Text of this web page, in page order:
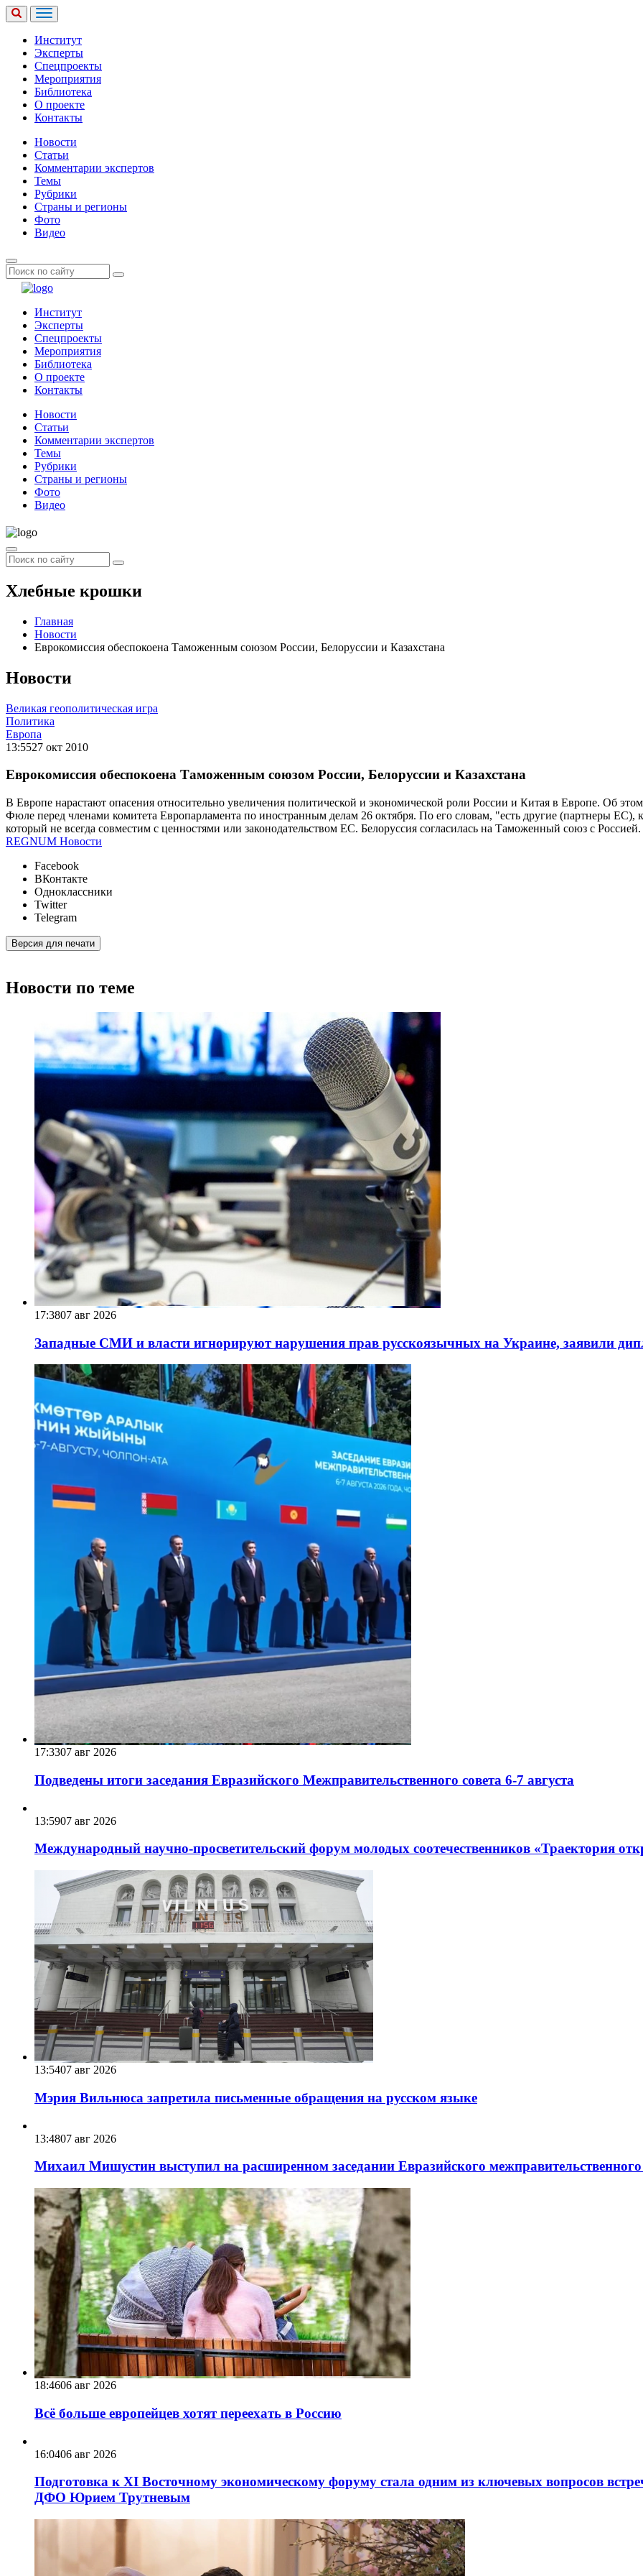
Институт
Эксперты
Спецпроекты
Мероприятия
Библиотека
О проекте
Контакты
Новости
Статьи
Комментарии экспертов
Темы
Рубрики
Страны и регионы
Фото
Видео
Институт
Эксперты
Спецпроекты
Мероприятия
Библиотека
О проекте
Контакты
Новости
Статьи
Комментарии экспертов
Темы
Рубрики
Страны и регионы
Фото
Видео
Хлебные крошки
Главная
Новости
Еврокомиссия обеспокоена Таможенным союзом России, Белоруссии и Казахстана
Новости
Великая геополитическая игра
Политика
Европа
13:5527 окт 2010
Еврокомиссия обеспокоена Таможенным союзом России, Белоруссии и Казахстана
В Европе нарастают опасения относительно увеличения политической и экономической роли России и Китая в Европе. Об
Фюле перед членами комитета Европарламента по иностранным делам 26 октября. По его словам, "есть другие (партнеры ЕС),
который не всегда совместим с ценностями или законодательством ЕС. Белоруссия согласилась на Таможенный союз с
REGNUM Новости
Facebook
ВКонтакте
Одноклассники
Twitter
Telegram
Версия для печати
Новости по теме
17:3807 авг 2026
Западные СМИ и власти игнорируют нарушения прав русскоязычных на Украине, заявили
17:3307 авг 2026
Подведены итоги заседания Евразийского Межправительственного совета 6-7 августа
13:5907 авг 2026
Международный научно-просветительский форум молодых соотечественников «Траектория
13:5407 авг 2026
Мэрия Вильнюса запретила письменные обращения на русском языке
13:4807 авг 2026
Михаил Мишустин выступил на расширенном заседании Евразийского
18:4606 авг 2026
Всё больше европейцев хотят переехать в Россию
16:0406 авг 2026
Подготовка к XI Восточному экономическому форуму стала одним из ключевых вопросов
ДФО Юрием Трутневым